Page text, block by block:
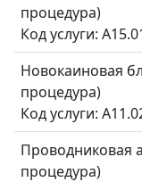
процедура)
Код услуги:
Новокаиновая
процедура)
Код услуги:
Проводниковая
процедура)